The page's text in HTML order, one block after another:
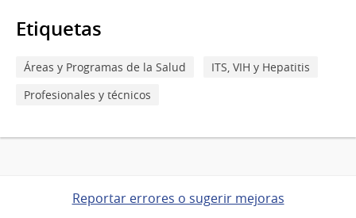
Etiquetas
Áreas y Programas de la Salud
ITS, VIH y Hepatitis
Profesionales y técnicos
Reportar errores o sugerir mejoras